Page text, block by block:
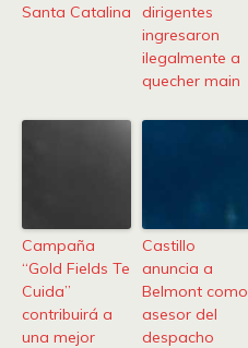
Santa Catalina
dirigentes
ingresaron
ilegalmente a
quecher main
Campaña
“Gold Fields Te
Cuida”
contribuirá a
una mejor
Castillo
anuncia a
Belmont como
asesor del
despacho